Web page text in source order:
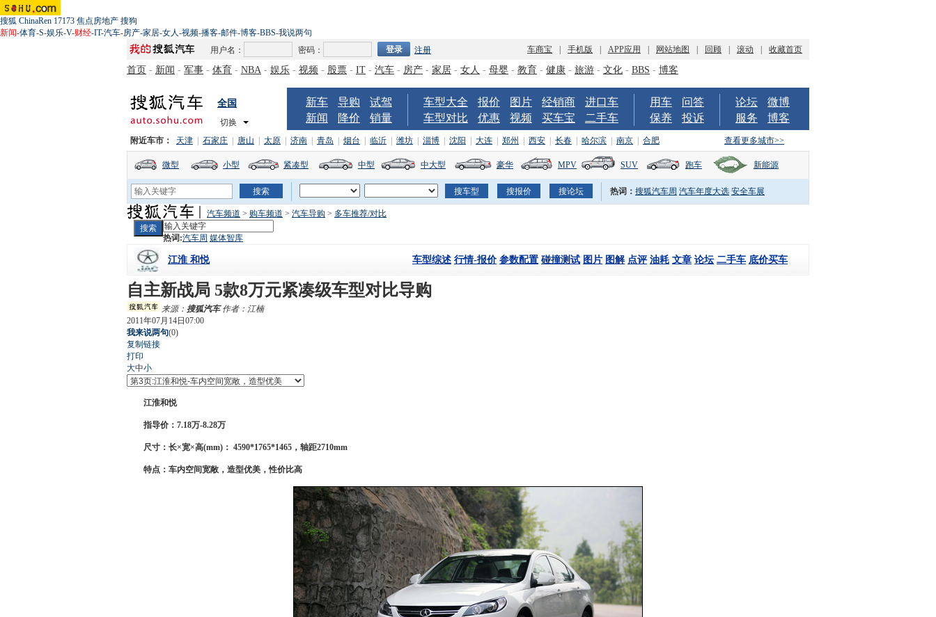
搜狐 ChinaRen 17173 焦点房地产 搜狗
新闻-体育-S-娱乐-V-财经-IT-汽车-房产-家居-女人-视频-播客-邮件-博客-BBS-我说两句
用户名：
密码： 注册 车商宝 手机版 APP应用 网站地图 回顾 滚动 收藏首页
首页 - 新闻 - 军事 - 体育 - NBA - 娱乐 - 视频 - 股票 - IT - 汽车 - 房产 - 家居 - 女人 - 母婴 - 教育 - 健康 - 旅游 - 文化 - BBS - 博客
全国
切换
新车 导购
试驾
新闻
降价 销量
车型大全 报价 图片 经销商
进口车
车型对比
优惠 视频 买车宝 二手车
用车
问答
保养
投诉
论坛
微博
服务
博客
查看更多城市>>
附近车市： 天津 石家庄 唐山 太原 济南 青岛 烟台 临沂 潍坊 淄博 沈阳 大连 郑州 西安 长春 哈尔滨 南京 合肥
微型 小型 紧凑型 中型 中大型 豪华 MPV SUV 跑车 新能源
热词： 搜狐汽车周 汽车年度大选 安全车展
汽车频道 > 购车频道 > 汽车导购 > 多车推荐/对比
热词:汽车周 媒体智库
车型综述 行情-报价 参数配置 碰撞测试 图片 图解 点评 油耗 文章 论坛 二手车 底价买车
江淮 和悦
自主新战局 5款8万元紧凑级车型对比导购
来源： 搜狐汽车作者：江楠
2011年07月14日07:00
我来说两句(0)
复制链接
打印
大中小
江淮和悦
指导价：7.18万-8.28万
尺寸：长×宽×高(mm)： 4590*1765*1465，轴距2710mm
特点：车内空间宽敞，造型优美，性价比高